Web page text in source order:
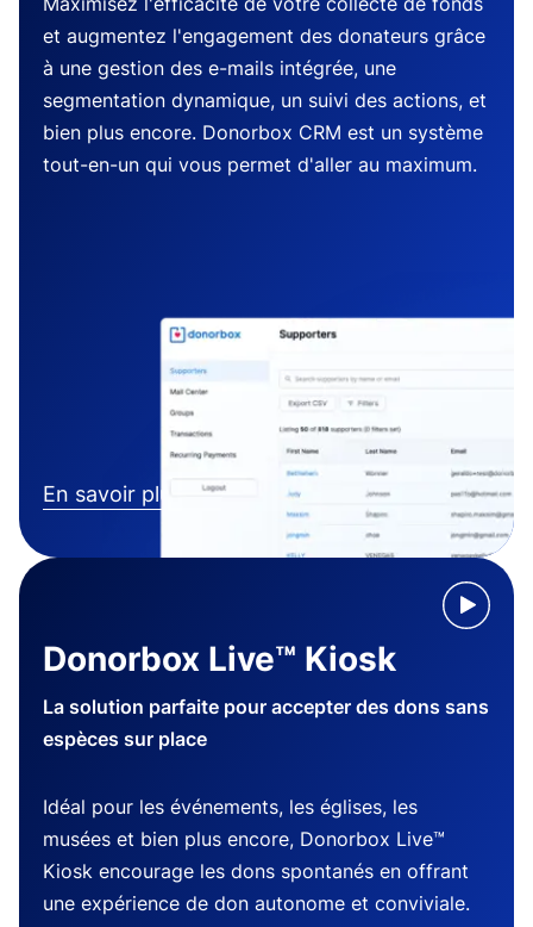
et augmentez l'engagement des donateurs grâce
à une gestion des e-mails intégrée, une
segmentation dynamique, un suivi des actions, et
bien plus encore. Donorbox CRM est un système
tout-en-un qui vous permet d'aller au maximum.
En savoir plus
Donorbox Live™ Kiosk
La solution parfaite pour accepter des dons sans
espèces sur place
Idéal pour les événements, les églises, les
musées et bien plus encore, Donorbox Live™
Kiosk encourage les dons spontanés en offrant
une expérience de don autonome et conviviale.